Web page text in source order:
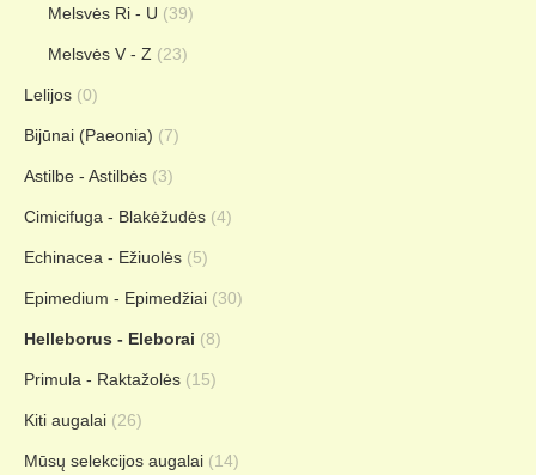
Melsvės Ri - U (39)
Melsvės V - Z (23)
Lelijos (0)
Bijūnai (Paeonia) (7)
Astilbe - Astilbės (3)
Cimicifuga - Blakėžudės (4)
Echinacea - Ežiuolės (5)
Epimedium - Epimedžiai (30)
Helleborus - Eleborai (8)
Primula - Raktažolės (15)
Kiti augalai (26)
Mūsų selekcijos augalai (14)